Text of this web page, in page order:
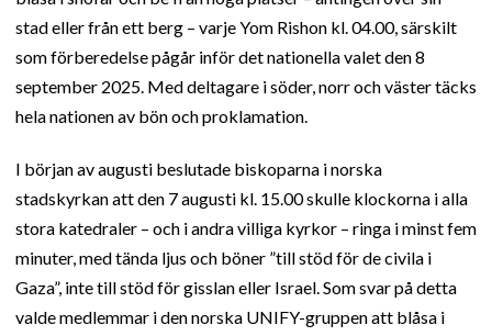
stad eller från ett berg – varje Yom Rishon kl. 04.00, särskilt
som förberedelse pågår inför det nationella valet den 8
september 2025. Med deltagare i söder, norr och väster täcks
hela nationen av bön och proklamation.
I början av augusti beslutade biskoparna i norska
stadskyrkan att den 7 augusti kl. 15.00 skulle klockorna i alla
stora katedraler – och i andra villiga kyrkor – ringa i minst fem
minuter, med tända ljus och böner ”till stöd för de civila i
Gaza”, inte till stöd för gisslan eller Israel. Som svar på detta
valde medlemmar i den norska UNIFY-gruppen att blåsa i